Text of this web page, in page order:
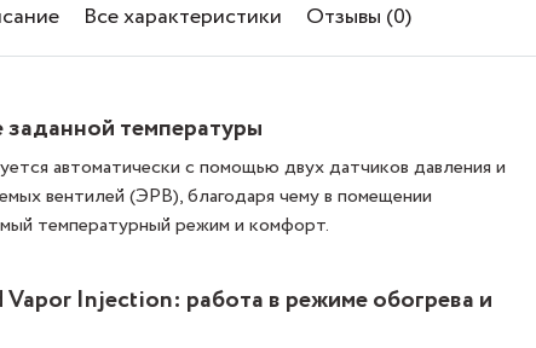
Все характеристики Отзывы (0)
температуры
автоматически с помощью двух датчиков давления и
вентилей (ЭРВ), благодаря чему в помещении
температурный режим и комфорт.
Vapor Injection: работа в режиме обогрева и